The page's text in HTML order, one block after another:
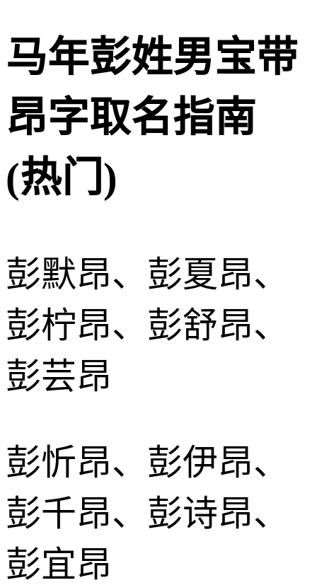
马年彭姓男宝带
昂字取名指南
(热门)
彭默昂、彭夏昂、
彭柠昂、彭舒昂、
彭芸昂
彭忻昂、彭伊昂、
彭千昂、彭诗昂、
彭宜昂